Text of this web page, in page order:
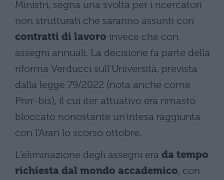
Ministri, segna una svolta per i ricercatori
non strutturati che saranno assunti con
contratti di lavoro invece che con
assegni annuali. La decisione fa parte della
riforma Verducci sull’Università, prevista
dalla legge 79/2022 (nota anche come
Pnrr-bis), il cui iter attuativo era rimasto
bloccato nonostante un’intesa raggiunta
con l’Aran lo scorso ottobre.
L’eliminazione degli assegni era da tempo
richiesta dal mondo accademico, con